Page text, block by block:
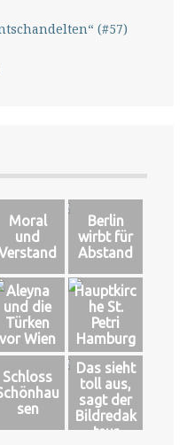
(#57)
Moral
und
Berlin
wirbt für
Abstand
Aleyna
und die
Türken
vor Wien
Hauptkirc
he St.
Petri
Hamburg
Schloss
sen
Das sieht
toll aus,
sagt der
Bildredak
teur